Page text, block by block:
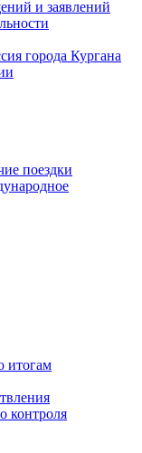
и заявлений
города Кургана
поездки
итогам
контроля